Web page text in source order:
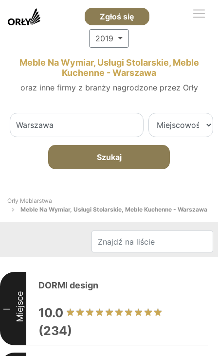
Zgłoś się
2019
Meble Na Wymiar, Usługi Stolarskie, Meble
Kuchenne - Warszawa
oraz inne firmy z branży nagrodzone przez Orły
Szukaj
Orły Meblarstwa
Meble Na Wymiar, Usługi Stolarskie, Meble Kuchenne - Warszawa
I Miejsce
DORMI design
10.0
(234)